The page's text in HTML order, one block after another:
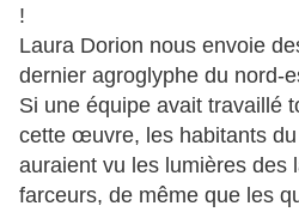
!
Laura Dorion nous envoie
dernier agroglyphe du nord-
Si une équipe avait travaillé
cette œuvre, les habitants
auraient vu les lumières des
farceurs, de même que les